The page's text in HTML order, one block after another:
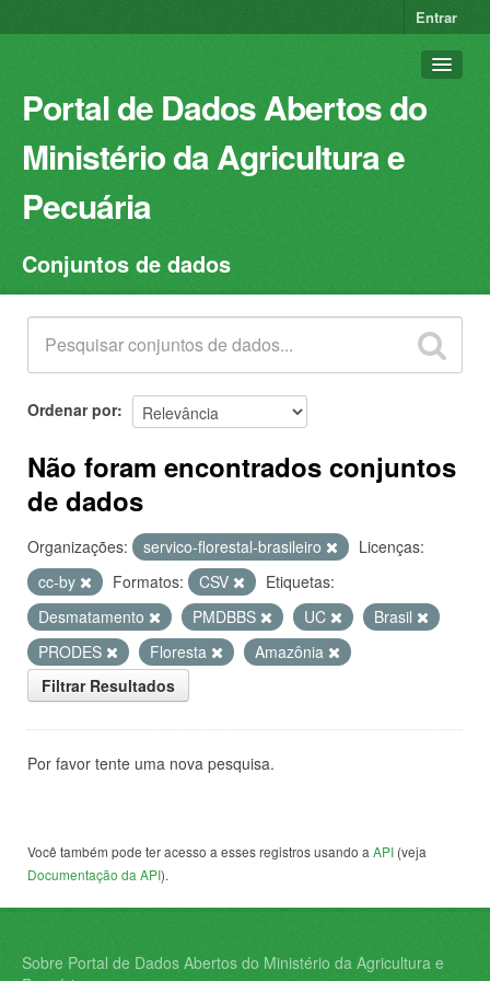
Entrar
Portal de Dados Abertos do
Ministério da Agricultura e
Pecuária
Conjuntos de dados
Organizações
Grupos
Sobre
Conjuntos de dados
Ordenar por
Não foram encontrados conjuntos
de dados
Organizações: servico-florestal-brasileiro
Licenças:
cc-by
Formatos: CSV
Etiquetas:
Desmatamento
PMDBBS UC
Brasil
PRODES
Floresta
Amazônia
Filtrar Resultados
Por favor tente uma nova pesquisa.
Você também pode ter acesso a esses registros usando a API (veja
Documentação da API).
Sobre Portal de Dados Abertos do Ministério da Agricultura e